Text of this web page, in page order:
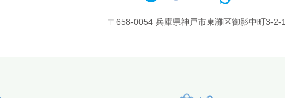
〒658-0054 兵庫県神戸市東灘区御影中町3-2-1